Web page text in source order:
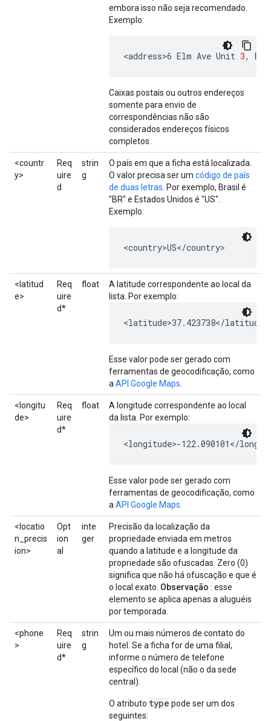
embora isso não seja recomendado.
Exemplo:
<address>6 Elm Ave Unit 3,
Caixas postais ou outros endereços
somente para envio de
correspondências não são
considerados endereços físicos
completos.
<countr
y>
Req
uire
d
strin
g
O país em que a ficha está localizada.
O valor precisa ser um código de país
de duas letras . Por exemplo, Brasil é
"BR" e Estados Unidos é "US".
Exemplo:
<country>US</country>
<latitud
e>
Req
uire
d*
float
A latitude correspondente ao local da
lista. Por exemplo:
<latitude>37.423738</latitude>
Esse valor pode ser gerado com
ferramentas de geocodificação, como
a API Google Maps
<longitu
de>
Req
uire
d*
float
A longitude correspondente ao local
da lista. Por exemplo:
<longitude>-122.090101</
Esse valor pode ser gerado com
ferramentas de geocodificação, como
a API Google Maps
<locatio
n_precis
ion>
Opt
ion
al
inte
ger
Precisão da localização da
propriedade enviada em metros
quando a latitude e a longitude da
propriedade são ofuscadas. Zero (0)
significa que não há ofuscação e que é
o local exato. Observação : esse
elemento se aplica apenas a aluguéis
por temporada.
<phone
>
Req
uire
d*
strin
g
Um ou mais números de contato do
hotel. Se a ficha for de uma filial,
informe o número de telefone
específico do local (não o da sede
central).
O atributo type pode ser um dos
seguintes: